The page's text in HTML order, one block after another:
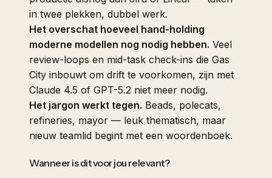
in twee plekken, dubbel werk.
Het overschat hoeveel hand-holding
moderne modellen nog nodig hebben. Veel
review-loops en mid-task check-ins die Gas
City inbouwt om drift te voorkomen, zijn met
Claude 4.5 of GPT-5.2 niet meer nodig.
Het jargon werkt tegen. Beads, polecats,
refineries, mayor — leuk thematisch, maar
nieuw teamlid begint met een woordenboek.
Wanneer is dit voor jou relevant?